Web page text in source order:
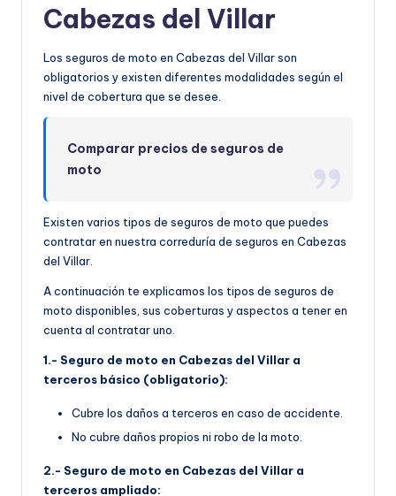
Cabezas del Villar
Los seguros de moto en Cabezas del Villar son
obligatorios y existen diferentes modalidades según el
nivel de cobertura que se desee.
Comparar precios de seguros de
moto
Existen varios tipos de seguros de moto que puedes
contratar en nuestra correduría de seguros en Cabezas
del Villar.
A continuación te explicamos los tipos de seguros de
moto disponibles, sus coberturas y aspectos a tener en
cuenta al contratar uno.
1.- Seguro de moto en Cabezas del Villar a
terceros básico (obligatorio):
Cubre los daños a terceros en caso de accidente.
No cubre daños propios ni robo de la moto.
2.- Seguro de moto en Cabezas del Villar a
terceros ampliado: